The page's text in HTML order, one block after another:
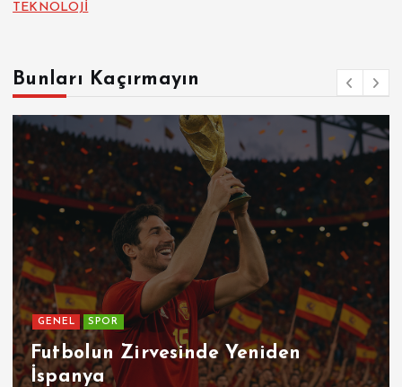
TEKNOLOJİ
Bunları Kaçırmayın
GENEL SPOR
Futbolun Zirvesinde Yeniden
İspanya